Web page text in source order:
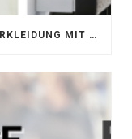
AKUSTIK IM SPA-BEREICH: WANDVERKLEIDUNG MIT SILENTPROTECT CORE